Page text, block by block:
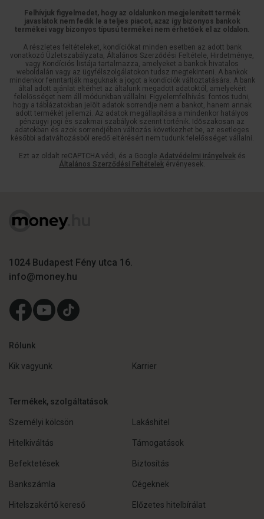
Felhívjuk figyelmedet, hogy az oldalunkon megjelenített termék
javaslatok nem fedik le a teljes piacot, azaz így bizonyos bankok
termékei vagy bizonyos típusú termékei nem érhetőek el az oldalon.
A részletes feltételeket, kondíciókat minden esetben az adott bank
vonatkozó Üzletszabályzata, Általános Szerződési Feltétele, Hirdetménye,
vagy Kondíciós listája tartalmazza, amelyeket a bankok hivatalos
weboldalán vagy az ügyfélszolgálatokon tudsz megtekinteni. A bankok
mindenkor fenntartják maguknak a jogot a kondíciók változtatására. A bank
által adott ajánlat eltérhet az általunk megadott adatoktól, amelyekért
felelősséget nem áll módunkban vállalni. Figyelemfelhívás: fontos tudni,
hogy a táblázatokban jelölt adatok sorrendje nem a bankot, hanem annak
adott termékét jellemzi. Az adatok megállapítása a mindenkor hatályos
pénzügyi jogi és szakmai szabályok szerint történik. Időszakosan az
adatokban és azok sorrendjében változás következhet be, az esetleges
későbbi adatváltozásból eredő eltérésért nem tudunk felelősséget vállalni.
Ezt az oldalt reCAPTCHA védi, és a Google Adatvédelmi irányelvekés
Általános Szerződési Feltételek érvényesek.
1024 Budapest Fény utca 16.
info@money.hu
Rólunk
Kik vagyunk Karrier
Termékek, szolgáltatások
Személyi kölcsön Lakáshitel
Hitelkiváltás Támogatások
Befektetések Biztosítás
Bankszámla Cégeknek
Hitelszakértő kereső Előzetes hitelbírálat